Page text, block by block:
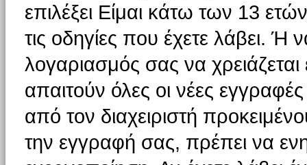
επιλέξει Είμαι κάτω των 13
τις οδηγίες που έχετε λάβει. Ή
λογαριασμός σας να
απαιτούν όλες οι νέες
από τον διαχειριστή
την εγγραφή σας, πρέπει να